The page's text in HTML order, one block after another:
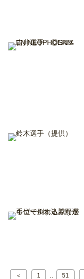
＜ 1 51